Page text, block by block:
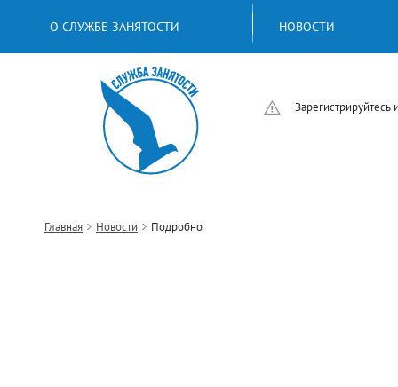
О СЛУЖБЕ ЗАНЯТОСТИ НОВОСТИ
Главная Новости Подробно